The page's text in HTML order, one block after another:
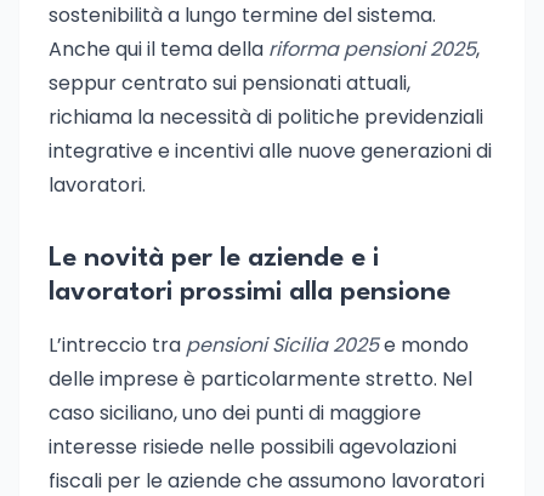
sostenibilità a lungo termine del sistema.
Anche qui il tema della riforma pensioni 2025,
seppur centrato sui pensionati attuali,
richiama la necessità di politiche previdenziali
integrative e incentivi alle nuove generazioni di
lavoratori.
Le novità per le aziende e i
lavoratori prossimi alla pensione
L’intreccio tra pensioni Sicilia 2025e mondo
delle imprese è particolarmente stretto. Nel
caso siciliano, uno dei punti di maggiore
interesse risiede nelle possibili agevolazioni
fiscali per le aziende che assumono lavoratori